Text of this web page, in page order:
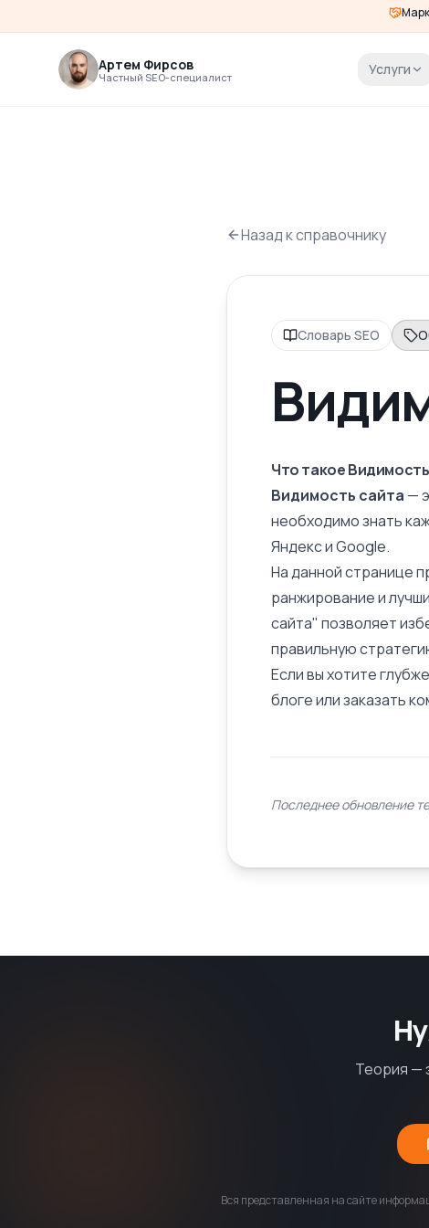
Артем Фирсов
Частный SEO-специалист Услуги
Назад к справочнику
Словарь SEO
Что такое
Видимость сайта —
необходимо знать
Яндекс и Google.
На данной странице
ранжирование и
сайта" позволяет
правильную
Если вы хотите
блоге или заказать
Последнее обновление
Теория —
Вся представленная на сайте